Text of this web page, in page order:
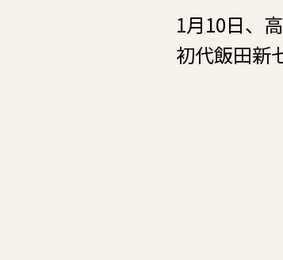
1月10日、
初代飯田新